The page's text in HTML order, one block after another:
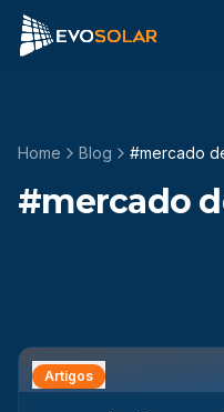
Home Blog #mercado
#mercado
Artigos